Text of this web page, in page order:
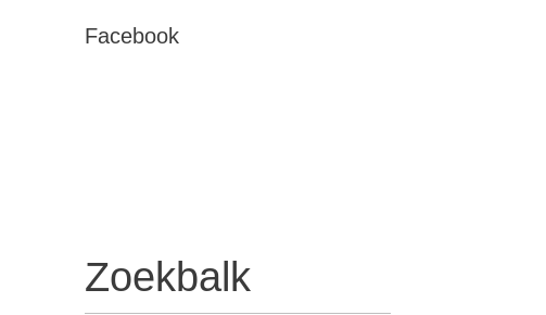
Facebook
Zoekbalk